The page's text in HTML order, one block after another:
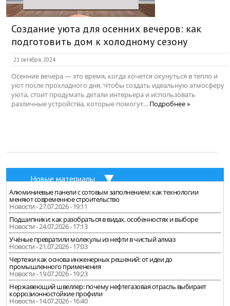
Создание уюта для осенних вечеров: как
подготовить дом к холодному сезону
21 октября, 2024
Осенние вечера — это время, когда хочется окунуться в тепло и
уют после прохладного дня. Чтобы создать идеальную атмосферу
уюта, стоит продумать детали интерьера и использовать
различные устройства, которые помогут... Подробнее »
Новые материалы
Алюминиевые панели с сотовым заполнением: как технологии
меняют современное строительство
Новости - 27.07.2026 - 19:11
Подшипники: как разобраться в видах, особенностях и выборе
Новости - 24.07.2026 - 17:13
Учёные превратили молекулы из нефти в чистый алмаз
Новости - 21.07.2026 - 17:03
Чертежи как основа инженерных решений: от идеи до
промышленного применения
Новости - 19.07.2026 - 19:23
Нержавеющий швеллер: почему нефтегазовая отрасль выбирает
коррозионностойкие профили
Новости - 14.07.2026 - 16:40